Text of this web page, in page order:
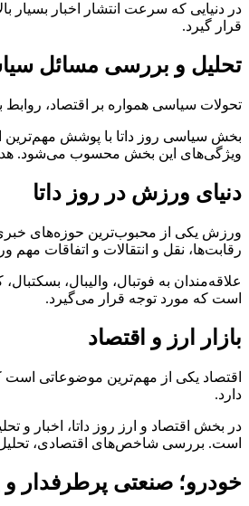
در دنیایی که سرعت انتشار اخبار
قرار گیرد.
تحلیل و بررسی مسائل
تحولات سیاسی همواره بر اقتصاد،
بخش سیاسی روز داتا با پوشش مهم‌ترین
ویژگی‌های این بخش محسوب می‌شود. هدف
دنیای ورزش در روز داتا
ورزش یکی از محبوب‌ترین حوزه‌های خبری
رقابت‌ها، نقل و انتقالات و اتفاقات
علاقه‌مندان به فوتبال، والیبال،
است که مورد توجه قرار می‌گیرد.
بازار ارز و اقتصاد
اقتصاد یکی از مهم‌ترین موضوعاتی است
دارد.
در بخش اقتصاد و ارز روز داتا، اخبار و
است. بررسی شاخص‌های اقتصادی،
خودرو؛ صنعتی پرطرفدار و